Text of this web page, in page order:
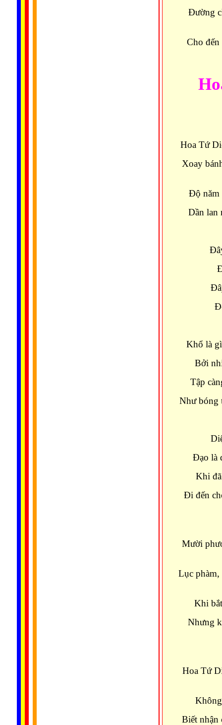
Đường
Cho
Hoa Tứ
Xoay
Độ năm
Dần lan
Khổ là
Bởi
Tập
Như bóng
Đạo là
Khi
Đi đến
Mười
Lục phàm,
Khi
Nhưng
Hoa Tứ
Biết nhận